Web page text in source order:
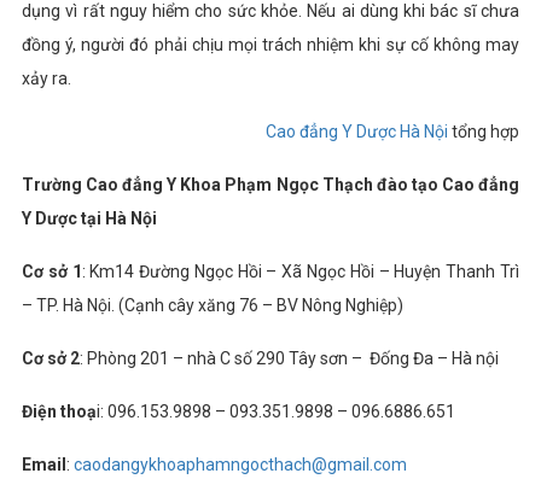
dụng vì rất nguy hiểm cho sức khỏe. Nếu ai dùng khi bác sĩ chưa
đồng ý, người đó phải chịu mọi trách nhiệm khi sự cố không may
xảy ra.
Cao đẳng Y Dược Hà Nội tổng hợp
Trường Cao đẳng Y Khoa Phạm Ngọc Thạch đào tạo Cao đẳng
Y Dược tại Hà Nội
Cơ sở 1 : Km14 Đường Ngọc Hồi – Xã Ngọc Hồi – Huyện Thanh Trì
– TP. Hà Nội. (Cạnh cây xăng 76 – BV Nông Nghiệp)
Cơ sở 2: Phòng 201 – nhà C số 290 Tây sơn – Đống Đa – Hà nội
Điện thoại: 096.153.9898 – 093.351.9898 – 096.6886.651
Email : caodangykhoaphamngocthach@gmail.com